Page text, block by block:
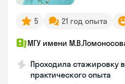
5 21 год опыта
МГУ имени
Проходила стажировку
практического опыта